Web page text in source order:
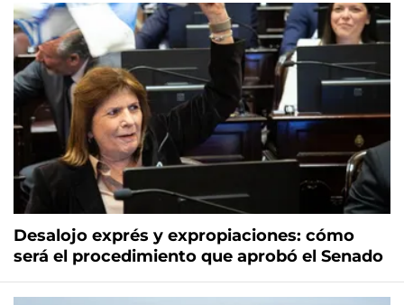
Desalojo exprés y expropiaciones: cómo
será el procedimiento que aprobó el Senado